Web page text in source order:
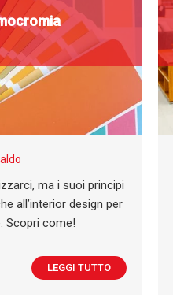
ma i suoi principi
all’interior design per
Scopri come!
LEGGI TUTTO